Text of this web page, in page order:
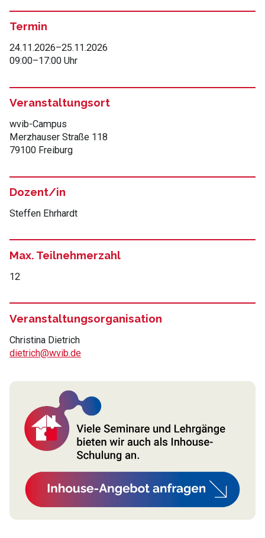
Termin
24.11.2026–25.11.2026
09:00–17:00 Uhr
Veranstaltungsort
wvib-Campus
Merzhauser Straße 118
79100 Freiburg
Dozent/in
Steffen Ehrhardt
Max. Teilnehmerzahl
12
Veranstaltungsorganisation
Christina Dietrich
dietrich@wvib.de